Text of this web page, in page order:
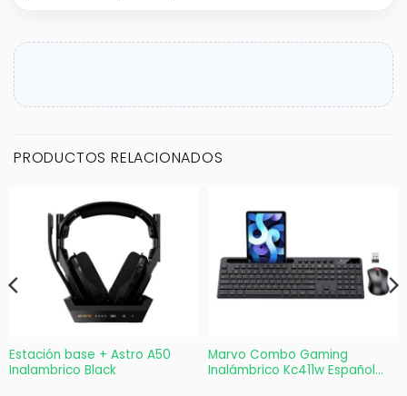
PRODUCTOS RELACIONADOS
Estación base + Astro A50
Inalambrico Black
Marvo Combo Gaming
Inalámbrico Kc411w Español